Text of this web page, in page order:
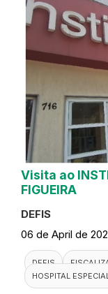
Visita ao
FIGUEIRA
DEFIS
06 de April de
DEFIS
HOSPITAL